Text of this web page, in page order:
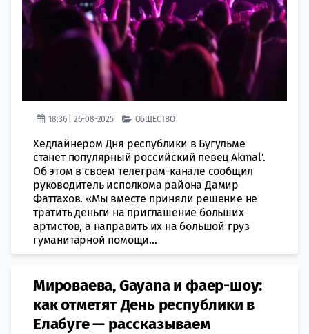
18:36 | 26-08-2025 ОБЩЕСТВО
Хедлайнером Дня республики в Бугульме
станет популярный российский певец Akmal’.
Об этом в своем телеграм-канале сообщил
руководитель исполкома района Дамир
Фаттахов. «Мы вместе приняли решение не
тратить деньги на приглашение больших
артистов, а направить их на большой груз
гуманитарной помощи...
Мироваева, Gayana и фаер-шоу:
как отметят День республики в
Елабуге — рассказываем